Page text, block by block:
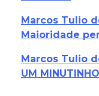
Marcos Tulio
Maioridade
Marcos Tulio
UM